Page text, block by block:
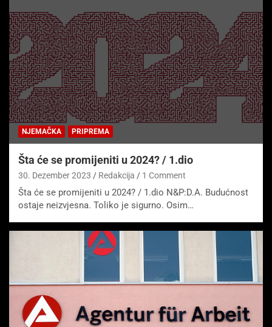
NJEMAČKA PRIPREMA
Šta će se promijeniti u 2024? / 1.dio
30. Dezember 2023 Redakcija 1 Comment
Šta će se promijeniti u 2024? / 1.dio N&P:D.A. Budućnost
ostaje neizvjesna. Toliko je sigurno. Osim…